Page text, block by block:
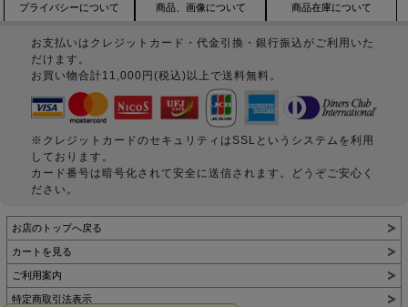
プライバシーについて 商品、画像について 商品在庫について
お支払いはクレジットカード・代金引換・銀行振込がご利用いた
だけます。
お買い物合計11,000円(税込)以上で送料無料。
※クレジットカードのセキュリティはSSLというシステムを利用
しております。
カード番号は暗号化されて安全に送信されます。どうぞご安心く
ださい。
お店のトップへ戻る
カートを見る
ご利用案内
特定商取引法表示